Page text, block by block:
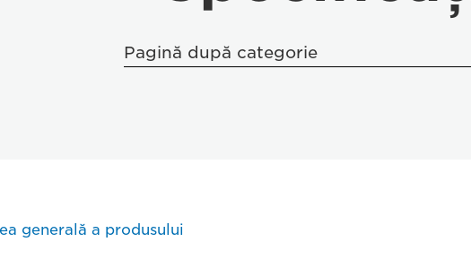
Pagină după categorie
generală a produsului